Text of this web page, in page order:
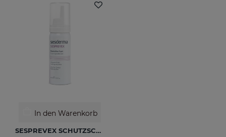
In den Warenkorb
SESPREVEX SCHUTZSCHAUM 50 Ml